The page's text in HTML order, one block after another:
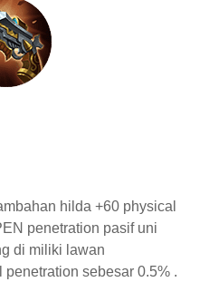
hilda +60 physical
penetration pasif uni
di miliki lawan
sebesar 0.5% .